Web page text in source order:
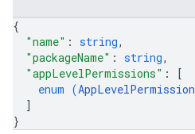
{
"name" : string,
"packageName" : string,
"appLevelPermissions" :
[
enum (AppLevelPermission
]
}